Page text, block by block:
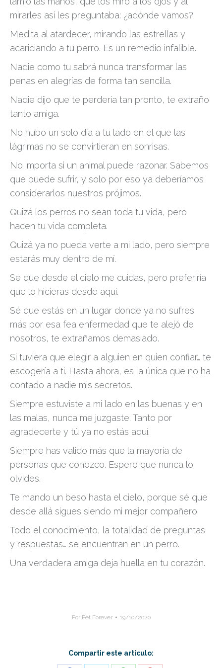
mirarles así les preguntaba: ¿adónde vamos?
Medita al atardecer, mirando las estrellas y
acariciando a tu perro. Es un remedio infalible.
Nadie como tu sabrá nunca transformar las
penas en alegrías de forma tan sencilla.
Nadie dijo que te perdería tan pronto, te extraño
tanto amiga.
No hubo un solo día a tu lado en el que las
lágrimas no se convirtieran en sonrisas.
No importa si un animal puede razonar. Sabemos
que puede sufrir, y solo por eso ya deberíamos
considerarlos nuestros prójimos.
Quizá los perros no sean toda tu vida, pero
hacen tu vida completa.
Quizá ya no pueda verte a mi lado, pero siempre
estarás muy dentro de mí.
Se que desde el cielo me cuidas, pero preferiría
que lo hicieras desde aquí.
Sé que estás en un lugar donde ya no sufres
más por esa fea enfermedad que te alejó de
nosotros, te extrañamos demasiado.
Si tuviera que elegir a alguien en quien confiar… te
escogería a ti. Hasta ahora, es la única que no ha
contado a nadie mis secretos.
Siempre estuviste a mi lado en las buenas y en
las malas, nunca me juzgaste. Tanto por
agradecerte y tú ya no estás aquí.
Siempre has valido más que la mayoría de
personas que conozco. Espero que nunca lo
olvides.
Te mando un beso hasta el cielo, porque sé que
desde allá sigues siendo mi mejor compañero.
Todo el conocimiento, la totalidad de preguntas
y respuestas… se encuentran en un perro.
Una verdadera amiga deja huella en tu corazón.
Por Pet Forever 19/10/2020
Compartir este artículo: